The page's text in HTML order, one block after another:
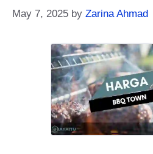
May 7, 2025 by Zarina Ahmad